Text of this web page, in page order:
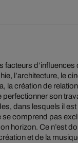
facteurs
l’architecture, le
la création de
son
dans lesquels il est
se comprend pas
horizon. Ce n’est
et de la